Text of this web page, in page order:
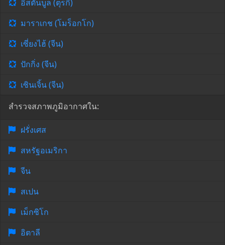
อิสตันบูล (ตุรกี)
มาราเกช (โมร็อกโก)
เซี่ยงไฮ้ (จีน)
ปักกิ่ง (จีน)
เซินเจิ้น (จีน)
สำรวจสภาพภูมิอากาศใน:
ฝรั่งเศส
สหรัฐอเมริกา
จีน
สเปน
เม็กซิโก
อิตาลี